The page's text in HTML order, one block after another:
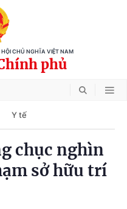
CHỦ NGHĨA VIỆT NAM
phủ
Y tế
chục nghìn
sở hữu trí